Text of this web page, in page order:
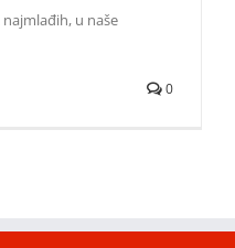
u naše
0